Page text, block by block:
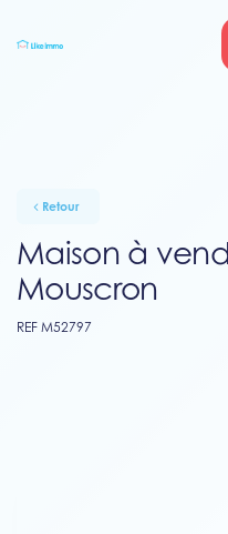
Retour
Maison à
Mouscron
REF M52797